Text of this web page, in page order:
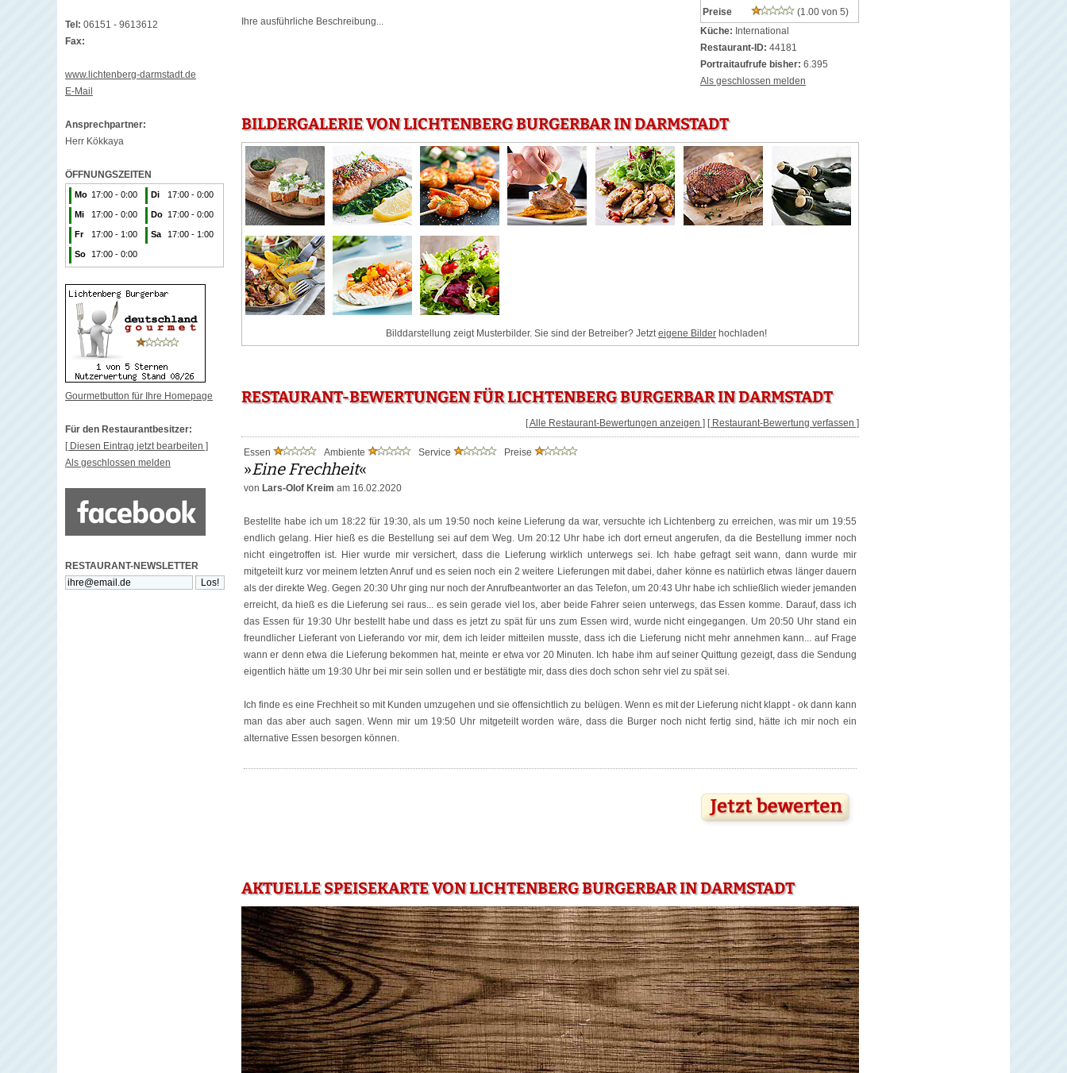
Tel: 06151 - 9613612
Fax:
www.lichtenberg-darmstadt.de
E-Mail
Ansprechpartner:
Herr Kökkaya
ÖFFNUNGSZEITEN
Mo 17:00 - 0:00 Di 17:00 - 0:00
Mi 17:00 - 0:00 Do 17:00 - 0:00
Fr 17:00 - 1:00 Sa 17:00 - 1:00
So 17:00 - 0:00
Gourmetbutton für Ihre Homepage
Für den Restaurantbesitzer:
[ Diesen Eintrag jetzt bearbeiten ]
Als geschlossen melden
RESTAURANT-NEWSLETTER
Ihre ausführliche Beschreibung...
Preise
(1.00 von 5)
Küche: International
Restaurant-ID: 44181
Portraitaufrufe bisher: 6.395
Als geschlossen melden
BILDERGALERIE VON LICHTENBERG BURGERBAR IN DARMSTADT
Bilddarstellung zeigt Musterbilder. Sie sind der Betreiber? Jetzteigene Bilder hochladen!
RESTAURANT-BEWERTUNGEN FÜR LICHTENBERG BURGERBAR IN DARMSTADT
[ Alle Restaurant-Bewertungen anzeigen ] [ Restaurant-Bewertung verfassen ]
Essen Ambiente Service Preise
»Eine Frechheit«
von Lars-Olof Kreim am 16.02.2020
Bestellte habe ich um 18:22 für 19:30, als um 19:50 noch keine Lieferung da war, versuchte ich Lichtenberg zu erreichen, was mir um 19:55
endlich gelang. Hier hieß es die Bestellung sei auf dem Weg. Um 20:12 Uhr habe ich dort erneut angerufen, da die Bestellung immer noch
nicht eingetroffen ist. Hier wurde mir versichert, dass die Lieferung wirklich unterwegs sei. Ich habe gefragt seit wann, dann wurde mir
mitgeteilt kurz vor meinem letzten Anruf und es seien noch ein 2 weitere Lieferungen mit dabei, daher könne es natürlich etwas länger dauern
als der direkte Weg. Gegen 20:30 Uhr ging nur noch der Anrufbeantworter an das Telefon, um 20:43 Uhr habe ich schließlich wieder jemanden
erreicht, da hieß es die Lieferung sei raus... es sein gerade viel los, aber beide Fahrer seien unterwegs, das Essen komme. Darauf, dass ich
das Essen für 19:30 Uhr bestellt habe und dass es jetzt zu spät für uns zum Essen wird, wurde nicht eingegangen. Um 20:50 Uhr stand ein
freundlicher Lieferant von Lieferando vor mir, dem ich leider mitteilen musste, dass ich die Lieferung nicht mehr annehmen kann... auf Frage
wann er denn etwa die Lieferung bekommen hat, meinte er etwa vor 20 Minuten. Ich habe ihm auf seiner Quittung gezeigt, dass die Sendung
eigentlich hätte um 19:30 Uhr bei mir sein sollen und er bestätigte mir, dass dies doch schon sehr viel zu spät sei.
Ich finde es eine Frechheit so mit Kunden umzugehen und sie offensichtlich zu belügen. Wenn es mit der Lieferung nicht klappt - ok dann kann
man das aber auch sagen. Wenn mir um 19:50 Uhr mitgeteilt worden wäre, dass die Burger noch nicht fertig sind, hätte ich mir noch ein
alternative Essen besorgen können.
AKTUELLE SPEISEKARTE VON LICHTENBERG BURGERBAR IN DARMSTADT